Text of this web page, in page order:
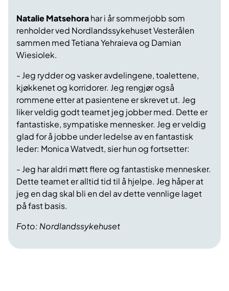
Foto: Nordlandssykehuset
Natalie Matsehorahar i år sommerjobb som
renholder ved Nordlandssykehuset Vesterålen
sammen med Tetiana Yehraieva og Damian
Wiesiolek.
- Jeg rydder og vasker avdelingene, toalettene,
kjøkkenet og korridorer. Jeg rengjør også
rommene etter at pasientene er skrevet ut. Jeg
liker veldig godt teamet jeg jobber med. Dette er
fantastiske, sympatiske mennesker. Jeg er veldig
glad for å jobbe under ledelse av en fantastisk
leder: Monica Watvedt, sier hun og fortsetter:
- Jeg har aldri møtt flere og fantastiske mennesker.
Dette teamet er alltid tid til å hjelpe. Jeg håper at
jeg en dag skal bli en del av dette vennlige laget
på fast basis.